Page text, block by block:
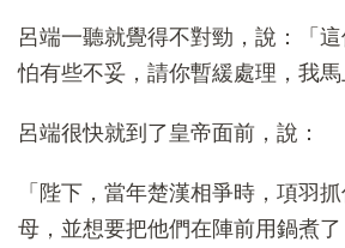
呂端一聽就覺得不對勁，說：「
怕有些不妥，請你暫緩處理，我馬
呂端很快就到了皇帝面前，說：
「陛下，當年楚漢相爭時，項羽
母，並想要把他們在陣前用鍋煮